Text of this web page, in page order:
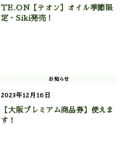
TE.ON【テオン】オイル季節限
定・Siki発売！
お知らせ
2023年12月16日
【大阪プレミアム商品券】使えま
す！